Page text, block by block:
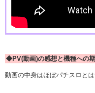
◆PV(動画)の感想と機種への
動画の中身はほぼパチスロと